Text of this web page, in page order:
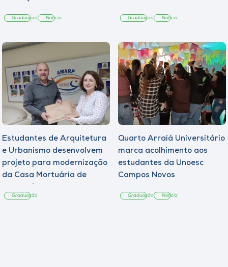
Graduação Notícia Graduação Notícia
Estudantes de Arquitetura
e Urbanismo desenvolvem
projeto para modernização
da Casa Mortuária de
Graduação
Quarto Arraiá Universitário
marca acolhimento aos
estudantes da Unoesc
Campos Novos
Graduação Notícia